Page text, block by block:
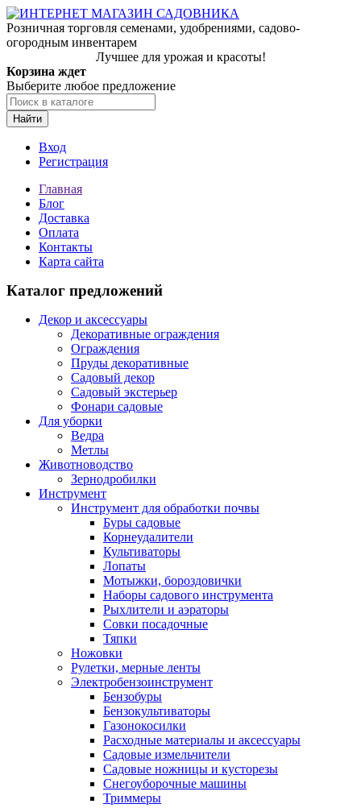
Розничная торговля семенами, удобрениями, садово-
огородным инвентарем
Лучшее для урожая и красоты!
Корзина ждет
Выберите любое предложение
Найти
Вход
Регистрация
Главная
Блог
Доставка
Оплата
Контакты
Карта сайта
Каталог предложений
Декор и аксессуары
Декоративные ограждения
Ограждения
Пруды декоративные
Садовый декор
Садовый экстерьер
Фонари садовые
Для уборки
Ведра
Метлы
Животноводство
Зернодробилки
Инструмент
Инструмент для обработки почвы
Буры садовые
Корнеудалители
Культиваторы
Лопаты
Мотыжки, бороздовички
Наборы садового инструмента
Рыхлители и аэраторы
Совки посадочные
Тяпки
Ножовки
Рулетки, мерные ленты
Электробензоинструмент
Бензобуры
Бензокультиваторы
Газонокосилки
Расходные материалы и аксессуары
Садовые измельчители
Садовые ножницы и кусторезы
Снегоуборочные машины
Триммеры